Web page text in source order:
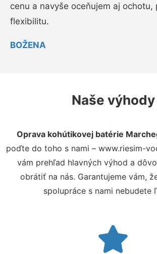
cenu a navyše oceňujem aj ochotu,
flexibilitu.
BOŽENA
Naše výhody
Oprava kohútikovej batérie
poďte do toho s nami – www.riesim-
vám prehľad hlavných výhod a
obrátiť na nás. Garantujeme vám,
spolupráce s nami nebudete